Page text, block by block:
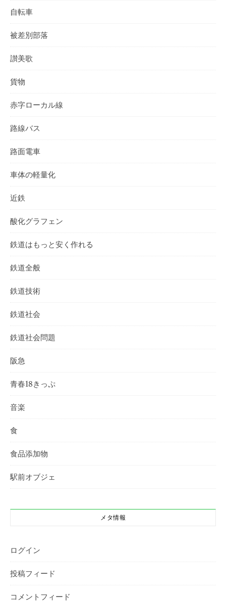
自転車
被差別部落
讃美歌
貨物
赤字ローカル線
路線バス
路面電車
車体の軽量化
近鉄
酸化グラフェン
鉄道はもっと安く作れる
鉄道全般
鉄道技術
鉄道社会
鉄道社会問題
阪急
青春18きっぷ
音楽
食
食品添加物
駅前オブジェ
メタ情報
ログイン
投稿フィード
コメントフィード